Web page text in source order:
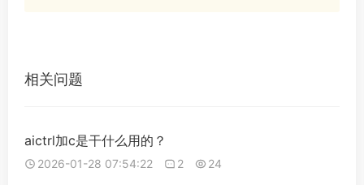
相关问题
aictrl加c是干什么用的？
2026-01-28 07:54:22 2 24